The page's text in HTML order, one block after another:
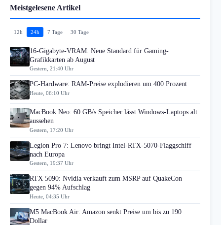
Meistgelesene Artikel
12h 24h 7 Tage 30 Tage
16-Gigabyte-VRAM: Neue Standard für Gaming-
Grafikkarten ab August
Gestern, 21:40 Uhr
PC-Hardware: RAM-Preise explodieren um 400 Prozent
Heute, 06:10 Uhr
MacBook Neo: 60 GB/s Speicher lässt Windows-Laptops alt
aussehen
Gestern, 17:20 Uhr
Legion Pro 7: Lenovo bringt Intel-RTX-5070-Flaggschiff
nach Europa
Gestern, 19:37 Uhr
RTX 5090: Nvidia verkauft zum MSRP auf QuakeCon
gegen 94% Aufschlag
Heute, 04:35 Uhr
M5 MacBook Air: Amazon senkt Preise um bis zu 190
Dollar